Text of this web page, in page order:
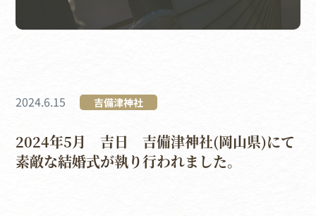
2024.6.15 吉備津神社
2024年5月 吉日 吉備津神社(岡山県)にて
素敵な結婚式が執り行われました。